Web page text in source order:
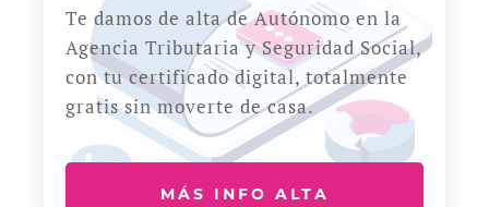
Te damos de alta de Autónomo en la
Agencia Tributaria y Seguridad Social,
con tu certificado digital, totalmente
gratis sin moverte de casa.
MÁS INFO ALTA